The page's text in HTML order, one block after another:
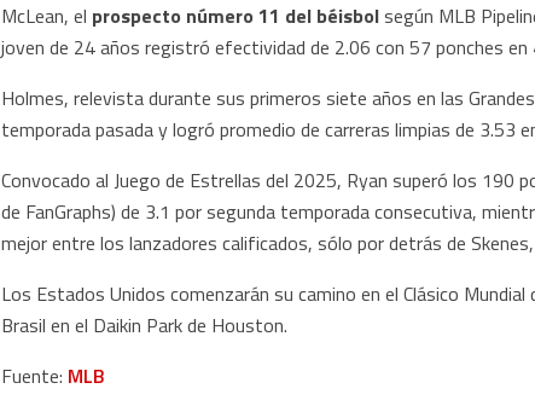
McLean, el prospecto número 11 del béisbolsegún MLB
joven de 24 años registró efectividad de 2.06 con 57 ponches
Holmes, relevista durante sus primeros siete años en las
temporada pasada y logró promedio de carreras limpias de 3.53
Convocado al Juego de Estrellas del 2025, Ryan superó los 190
de FanGraphs) de 3.1 por segunda temporada consecutiva,
mejor entre los lanzadores calificados, sólo por detrás de
Los Estados Unidos comenzarán su camino en el Clásico
Brasil en el Daikin Park de Houston.
Fuente: MLB